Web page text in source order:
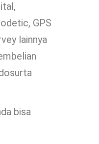
GPS
lainnya
bisa